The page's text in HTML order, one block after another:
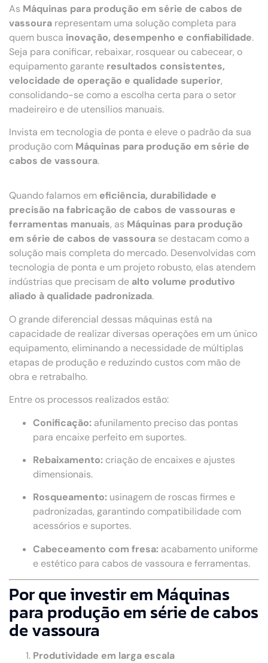
As Máquinas para produção em série de cabos de
vassoura representam uma solução completa para
quem busca inovação, desempenho e confiabilidade.
Seja para conificar, rebaixar, rosquear ou cabecear, o
equipamento garante resultados consistentes,
velocidade de operação e qualidade superior,
consolidando-se como a escolha certa para o setor
madeireiro e de utensílios manuais.
Invista em tecnologia de ponta e eleve o padrão da sua
produção com Máquinas para produção em série de
cabos de vassoura.
Quando falamos em eficiência, durabilidade e
precisão na fabricação de cabos de vassouras e
ferramentas manuais, as Máquinas para produção
em série de cabos de vassoura se destacam como a
solução mais completa do mercado. Desenvolvidas com
tecnologia de ponta e um projeto robusto, elas atendem
indústrias que precisam de alto volume produtivo
aliado à qualidade padronizada.
O grande diferencial dessas máquinas está na
capacidade de realizar diversas operações em um único
equipamento, eliminando a necessidade de múltiplas
etapas de produção e reduzindo custos com mão de
obra e retrabalho.
Entre os processos realizados estão:
Conificação: afunilamento preciso das pontas
para encaixe perfeito em suportes.
Rebaixamento: criação de encaixes e ajustes
dimensionais.
Rosqueamento: usinagem de roscas firmes e
padronizadas, garantindo compatibilidade com
acessórios e suportes.
Cabeceamento com fresa: acabamento uniforme
e estético para cabos de vassoura e ferramentas.
Por que investir em Máquinas
para produção em série de cabos
de vassoura
Produtividade em larga escala